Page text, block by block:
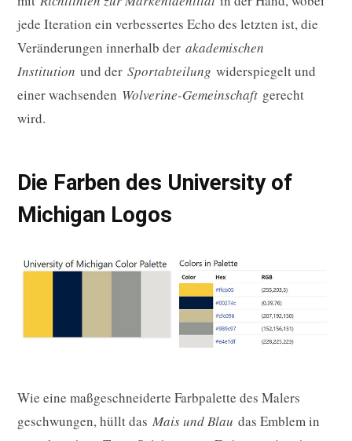
jede Iteration ein verbessertes Echo des letzten ist, die
Veränderungen innerhalb der akademischen
Institution und der Sportabteilung widerspiegelt und
einer wachsenden Wolverine-Gemeinschaft gerecht
wird.
Die Farben des University of
Michigan Logos
Wie eine maßgeschneiderte Farbpalette des Malers
geschwungen, hüllt das Mais und Blau das Emblem in